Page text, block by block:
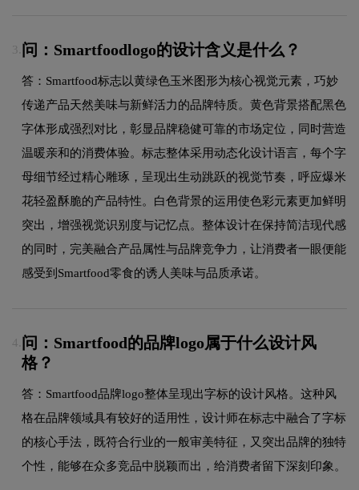
3. 问：Smartfoodlogo的设计含义是什么？
答：Smartfood标志以黄绿色玉米图形为核心视觉元素，巧妙
传递产品天然美味与新鲜活力的品牌特质。黄色背景搭配黑色
字体形成强烈对比，彰显品牌稳健可靠的市场定位，同时营造
温暖亲和的消费体验。标志整体采用动态化设计语言，每个字
母细节经过精心雕琢，呈现出生动跳跃的视觉节奏，呼应爆米
花轻盈酥脆的产品特性。白色背景的运用使色彩元素更加鲜明
突出，增强视觉识别度与记忆点。整体设计在保持简洁现代感
的同时，完美融合产品属性与品牌竞争力，让消费者一眼便能
感受到Smartfood零食的诱人美味与品质承诺。
4. 问：Smartfood的品牌logo属于什么设计风
格？
答：Smartfood品牌logo整体呈现出字标的设计风格。这种风
格在品牌领域具有较好的适用性，设计师在标志中融合了字标
的核心手法，既符合行业的一般审美特征，又突出品牌的独特
个性，能够在众多竞品中脱颖而出，给消费者留下深刻印象。